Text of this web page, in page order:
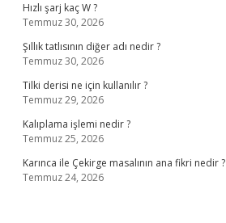
Hızlı şarj kaç W ?
Temmuz 30, 2026
Şıllık tatlısının diğer adı nedir ?
Temmuz 30, 2026
Tilki derisi ne için kullanılır ?
Temmuz 29, 2026
Kalıplama işlemi nedir ?
Temmuz 25, 2026
Karınca ile Çekirge masalının ana fikri nedir ?
Temmuz 24, 2026